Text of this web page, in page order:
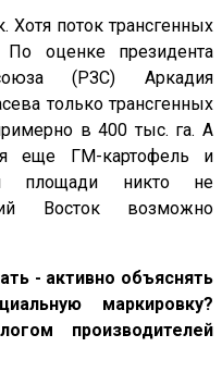
Хотя поток трансгенных
оценке президента
(РЗС) Аркадия
только трансгенных
в 400 тыс. га. А
еще ГМ-картофель и
площади никто не
Восток возможно
- активно объяснять
маркировку?
производителей